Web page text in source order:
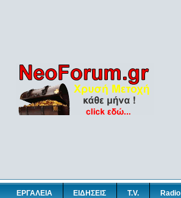
ΕΡΓΑΛΕΙΑ ΕΙΔΗΣΕΙΣ T.V. Radio